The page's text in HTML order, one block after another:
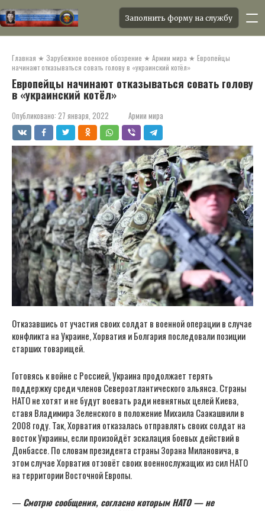
контенту
Заполнить форму на службу
Главная ★ Зарубежное военное обозрение ★ Армии мира ★ Европейцы
начинают отказываться совать голову в «украинский котёл»
Европейцы начинают отказываться совать голову
в «украинский котёл»
Опубликовано: 27 января, 2022 Армии мира
Отказавшись от участия своих солдат в военной операции в случае
конфликта на Украине, Хорватия и Болгария последовали позиции
старших товарищей.
Готовясь к войне с Россией, Украина продолжает терять
поддержку среди членов Североатлантического альянса. Страны
НАТО не хотят и не будут воевать ради невнятных целей Киева,
ставя Владимира Зеленского в положение Михаила Саакашвили в
2008 году. Так, Хорватия отказалась отправлять своих солдат на
восток Украины, если произойдёт эскалация боевых действий в
Донбассе. По словам президента страны Зорана Милановича, в
этом случае Хорватия отзовёт своих военнослужащих из сил НАТО
на территории Восточной Европы.
— Смотрю сообщения, согласно которым НАТО — не